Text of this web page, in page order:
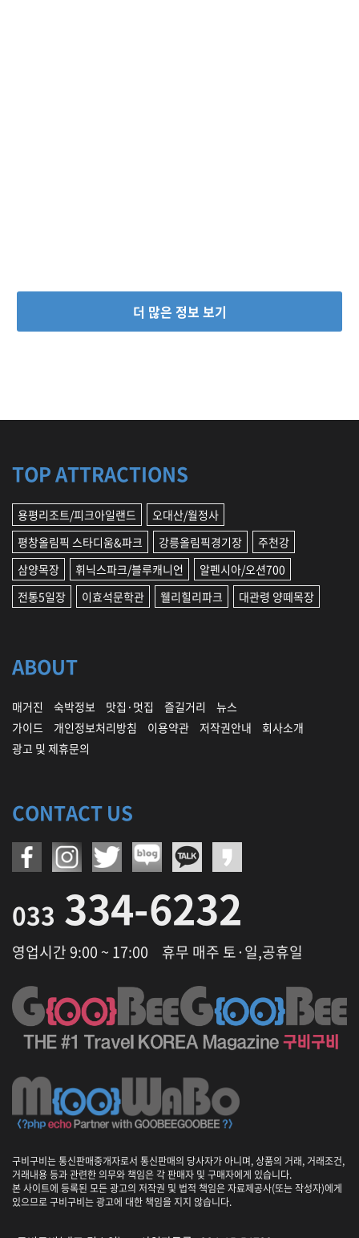
더 많은 정보 보기
TOP ATTRACTIONS
용평리조트/피크아일랜드
오대산/월정사
평창올림픽 스타디움&파크
강릉올림픽경기장
주천강
삼양목장
휘닉스파크/블루캐니언
알펜시아/오션700
전통5일장
이효석문학관 웰리힐리파크 대관령 양떼목장
ABOUT
매거진 숙박정보 맛집·멋집 즐길거리
뉴스
가이드
개인정보처리방침 이용약관 저작권안내
회사소개
광고 및 제휴문의
CONTACT US
033 334-6232
영업시간 9:00 ~ 17:00 휴무 매주 토·일,공휴일
구비구비는 통신판매중개자로서 통신판매의 당사자가 아니며, 상품의 거래, 거래조건,
거래내용 등과 관련한 의무와 책임은 각 판매자 및 구매자에게 있습니다.
본 사이트에 등록된 모든 광고의 저작권 및 법적 책임은 자료제공사(또는 작성자)에게
있으므로 구비구비는 광고에 대한 책임을 지지 않습니다.